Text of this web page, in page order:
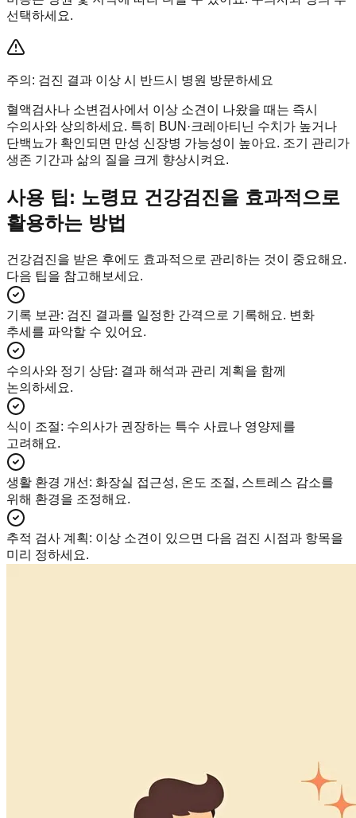
선택하세요.
주의: 검진 결과 이상 시 반드시 병원 방문하세요
혈액검사나 소변검사에서 이상 소견이 나왔을 때는 즉시
수의사와 상의하세요. 특히 BUN·크레아티닌 수치가 높거나
단백뇨가 확인되면 만성 신장병 가능성이 높아요. 조기 관리가
생존 기간과 삶의 질을 크게 향상시켜요.
사용 팁: 노령묘 건강검진을 효과적으로
활용하는 방법
건강검진을 받은 후에도 효과적으로 관리하는 것이 중요해요.
다음 팁을 참고해보세요.
기록 보관: 검진 결과를 일정한 간격으로 기록해요. 변화
추세를 파악할 수 있어요.
수의사와 정기 상담: 결과 해석과 관리 계획을 함께
논의하세요.
식이 조절: 수의사가 권장하는 특수 사료나 영양제를
고려해요.
생활 환경 개선 : 화장실 접근성, 온도 조절, 스트레스 감소를
위해 환경을 조정해요.
추적 검사 계획: 이상 소견이 있으면 다음 검진 시점과 항목을
미리 정하세요.